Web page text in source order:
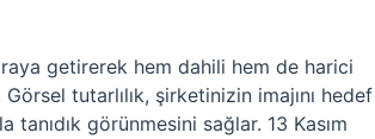
getirerek hem dahili hem de harici
tutarlılık, şirketinizin imajını hedef
tanıdık görünmesini sağlar. 13 Kasım